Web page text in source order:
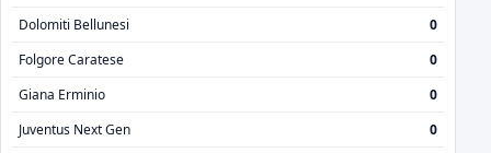
Dolomiti Bellunesi
0
Folgore Caratese
0
Giana Erminio
0
Juventus Next Gen
0